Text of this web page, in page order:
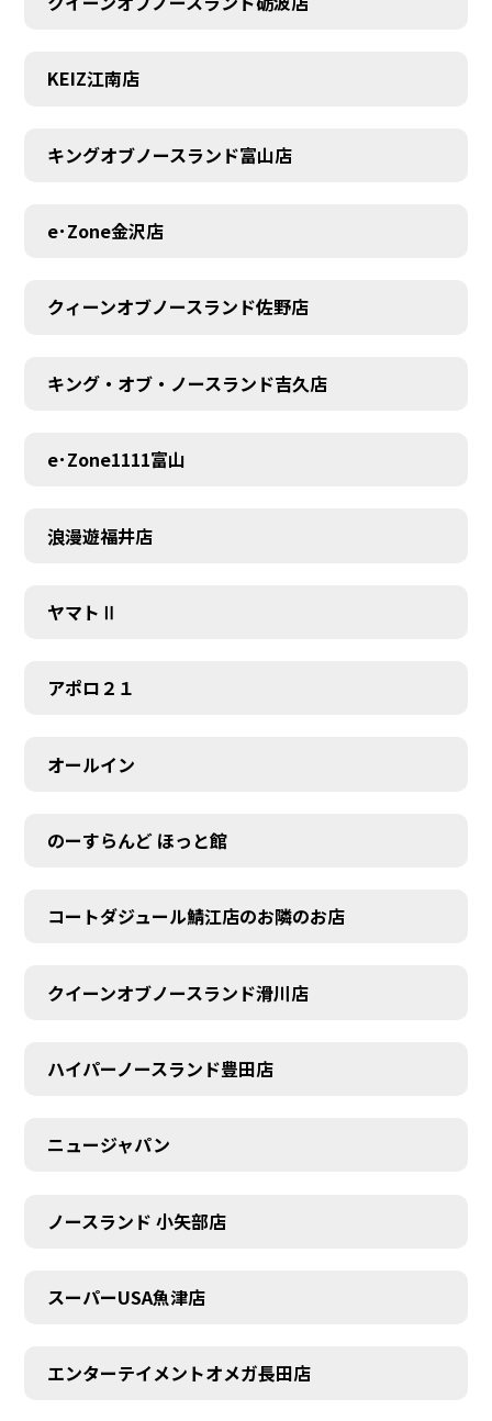
KEIZ江南店
キングオブノースランド富山店
e･Zone金沢店
クィーンオブノースランド佐野店
キング・オブ・ノースランド吉久店
e･Zone1111富山
浪漫遊福井店
ヤマトⅡ
アポロ２１
オールイン
のーすらんど ほっと館
コートダジュール鯖江店のお隣のお店
クイーンオブノースランド滑川店
ハイパーノースランド豊田店
ニュージャパン
ノースランド 小矢部店
スーパーUSA魚津店
エンターテイメントオメガ長田店